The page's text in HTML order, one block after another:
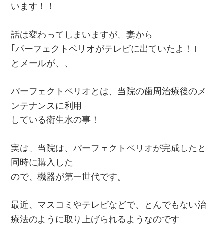
います！！
話は変わってしまいますが、妻から
｢パーフェクトペリオがテレビに出ていたよ！｣
とメールが、、
パーフェクトペリオとは、当院の歯周治療後のメ
ンテナンスに利用
している衛生水の事！
実は、当院は、パーフェクトペリオが完成したと
同時に購入した
ので、機器が第一世代です。
最近、マスコミやテレビなどで、とんでもない治
療法のように取り上げられるようなのです